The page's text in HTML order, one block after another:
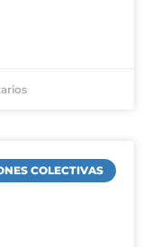
COLECTIVAS